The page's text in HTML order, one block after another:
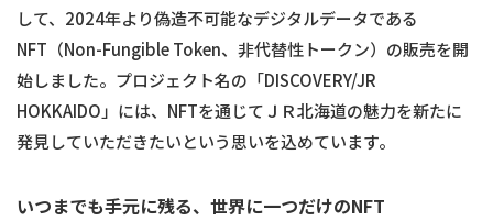
して、2024年より偽造不可能なデジタルデータである
NFT（Non-Fungible Token、非代替性トークン）の販売を開
始しました。プロジェクト名の「DISCOVERY/JR
HOKKAIDO」には、NFTを通じてＪＲ北海道の魅力を新たに
発見していただきたいという思いを込めています。
いつまでも手元に残る、世界に一つだけのNFT